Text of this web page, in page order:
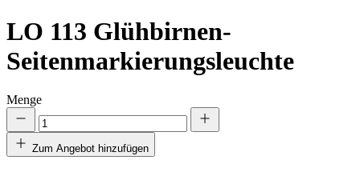
LO 113 Glühbirnen-
Seitenmarkierungsleuchte
Menge
Zum Angebot hinzufügen